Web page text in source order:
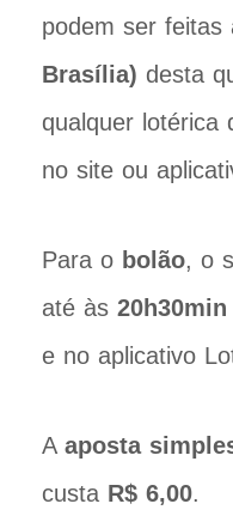
podem ser feitas
Brasília) desta
qualquer lotérica
no site ou
Para o bolão, o
até às 20h30min
e no aplicativo
A aposta
custa R$ 6,00.